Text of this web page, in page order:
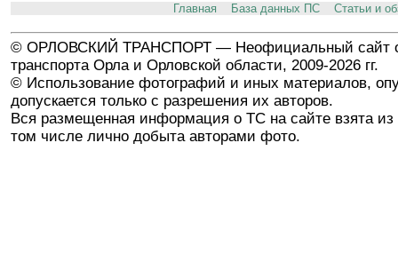
Главная База данных ПС Статьи и
© ОРЛОВСКИЙ ТРАНСПОРТ — Неофициальный сайт
транспорта Орла и Орловской области, 2009-2026 гг.
© Использование фотографий и иных материалов,
допускается только с разрешения их авторов.
Вся размещенная информация о ТС на сайте взята из
том числе лично добыта авторами фото.